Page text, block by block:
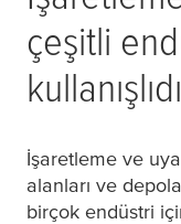
çeşitli
İşaretleme ve
alanları ve
birçok endüstri